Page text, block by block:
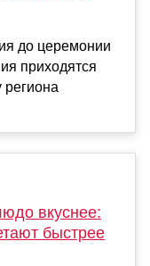
до церемонии
приходятся
региона
вкуснее:
быстрее